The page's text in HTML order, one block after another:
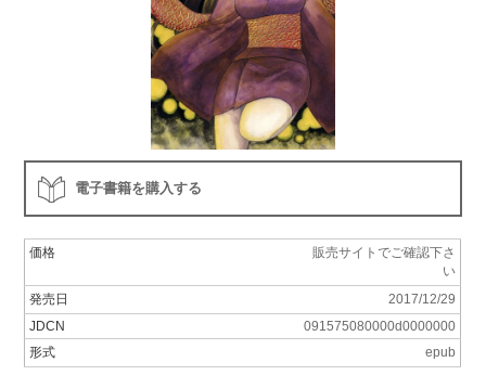
電子書籍を購入する
価格
販売サイトでご確認下さ
い
発売日
2017/12/29
JDCN
091575080000d0000000
形式
epub